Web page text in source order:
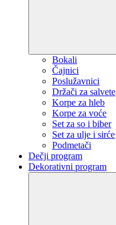
Bokali
Čajnici
Poslužavnici
Držači za salvete
Korpe za hleb
Korpe za voće
Set za so i biber
Set za ulje i sirće
Podmetači
Dečji program
Dekorativni program